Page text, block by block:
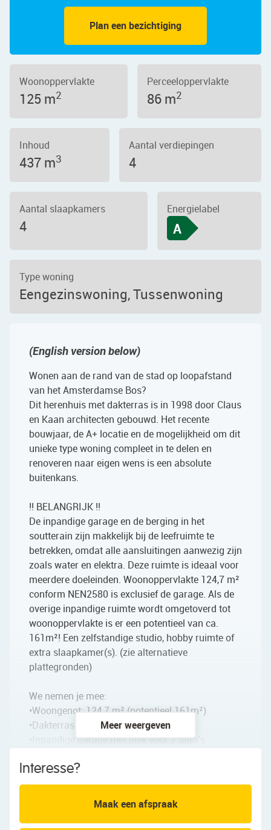
Plan een bezichtiging
Woonoppervlakte
125 m2
Perceeloppervlakte
86 m2
Inhoud
437 m3
Aantal verdiepingen
4
Aantal slaapkamers
4
Energielabel
A
Type woning
Eengezinswoning, Tussenwoning
(English version below)
Wonen aan de rand van de stad op loopafstand
van het Amsterdamse Bos?
Dit herenhuis met dakterras is in 1998 door Claus
en Kaan architecten gebouwd. Het recente
bouwjaar, de A+ locatie en de mogelijkheid om dit
unieke type woning compleet in te delen en
renoveren naar eigen wens is een absolute
buitenkans.
!! BELANGRIJK !!
De inpandige garage en de berging in het
soutterain zijn makkelijk bij de leefruimte te
betrekken, omdat alle aansluitingen aanwezig zijn
zoals water en elektra. Deze ruimte is ideaal voor
meerdere doeleinden. Woonoppervlakte 124,7 m²
conform NEN2580 is exclusief de garage. Als de
overige inpandige ruimte wordt omgetoverd tot
woonoppervlakte is er een potentieel van ca.
161m²! Een zelfstandige studio, hobby ruimte of
extra slaapkamer(s). (zie alternatieve
plattegronden)
We nemen je mee:
•Woongenot: 124,7 m² (potentieel 161m²)
•Dakterras met vrij uitzicht 23,7m²
•Inpandige garage met plek voor 2 auto’s
•4 laags herenhuis gebouwd door Claus en Kaan
architecten
•4 slaapkamers en mogelijkheid tot 5
•Doorzonwoning met schuifpui naar het balkon
•Ruime open keuken met inbouwapparatuur
Meer weergeven
Interesse?
Maak een afspraak